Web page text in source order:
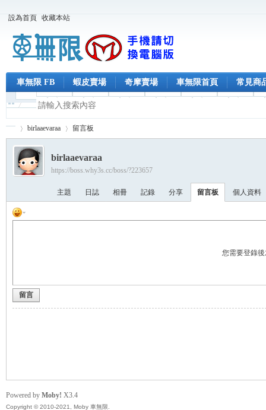
設為首頁 收藏本站
車無限 FB 蝦皮賣場 奇摩賣場 車無限首頁 常見商
›
birlaaevaraa 留言板
birlaaevaraa
https://boss.why3s.cc/boss/?223657
主題 日誌 相冊 記錄 分享 留言板 個人資料
您需要登錄
留言
Powered by Moby! X3.4
Copyright © 2010-2021, Moby 車無限.